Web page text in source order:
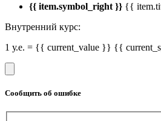
{{ item.symbol_right }} {{
Внутренний курс:
1 у.е. = {{ current_value }} {{
Сообщить об ошибке